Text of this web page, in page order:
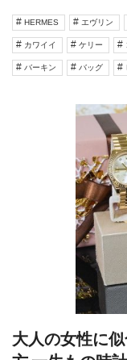
HERMES エヴリン
カワイイ ケリー
バーキン バッグ
大人の女性に